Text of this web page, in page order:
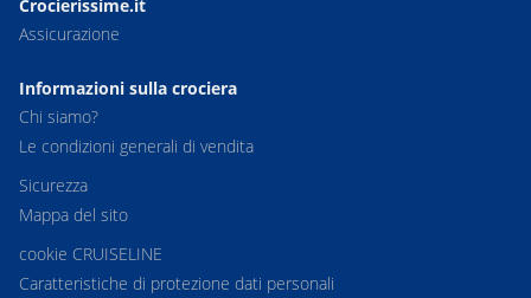
Crocierissime.it
Assicurazione
Informazioni sulla crociera
Chi siamo?
Le condizioni generali di vendita
Sicurezza
Mappa del sito
cookie CRUISELINE
Caratteristiche di protezione dati personali